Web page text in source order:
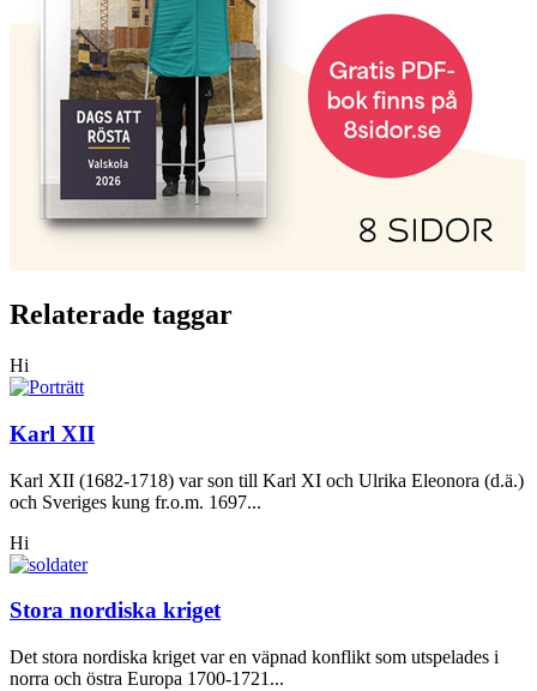
Relaterade taggar
Hi
Karl XII
Karl XII (1682-1718) var son till Karl XI och Ulrika Eleonora (d.ä.)
och Sveriges kung fr.o.m. 1697...
Hi
Stora nordiska kriget
Det stora nordiska kriget var en väpnad konflikt som utspelades i
norra och östra Europa 1700-1721...